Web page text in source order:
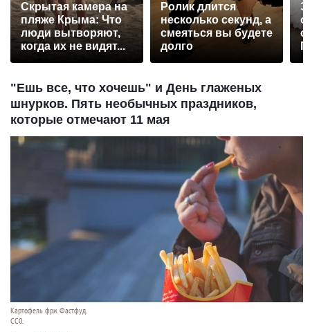
Скрытая камера на
пляже Крыма: Что
люди вытворяют,
когда их не видят...
Ролик длится
несколько секунд, а
смеяться вы будете
долго
"Ешь все, что хочешь" и День глаженых
шнурков. Пять необычных праздников,
которые отмечают 11 мая
Картофель фри. Фастфуд.
CC0.